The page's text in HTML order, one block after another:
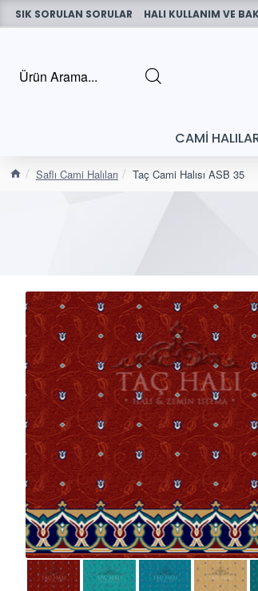
SIK SORULAN SORULAR HALI KULLANIM VE
CAMI
Saflı Cami Halıları Taç Cami Halısı ASB 35